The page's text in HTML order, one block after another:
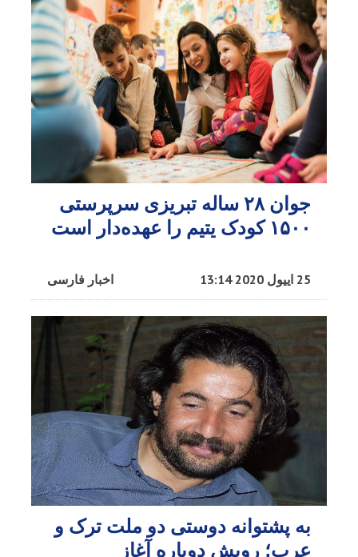
جوان ۲۸ ساله تبریزی سرپرستی
۱۵۰۰ کودک یتیم را عهده‌دار است
اخبار فارسی 25 اییول 2020 13:14
به پشتوانه دوستی دو‌ ملت ترک و
عرب؛ رویش دوباره آغاز